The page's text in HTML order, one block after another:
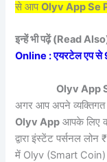
से आपOlyv App Se
इन्हें भी पढ़ें (Read
Online : एयरटेल एप से
Olyv App
अगर आप अपने व्यक्तिगत
Olyv App आपके लिए
द्वारा इंस्टेंट पर्सनल
में Olyv (Smart Coin)